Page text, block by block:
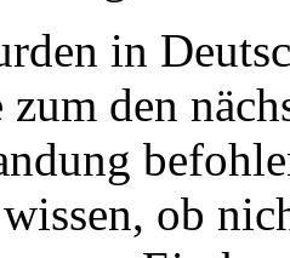
in
zum den
ob